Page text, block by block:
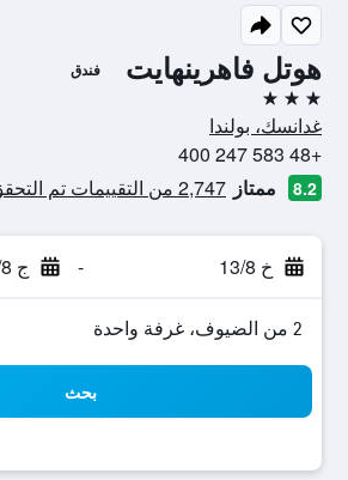
هوتل فاهرينهايت فندق
3 نجوم
غدانسك، بولندا
+48 583 247 400
8.2 ممتاز 2,747 من التقييمات تم التحقق منها
خ 13/8 - ج 14/8
2 من الضيوف، غرفة واحدة
بحث